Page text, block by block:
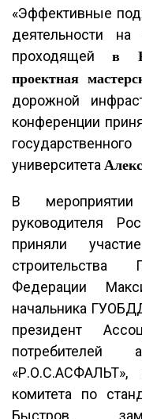
«Эффективные
деятельности
проходящей в
проектная
дорожной
конференции
университета
В мероприятии
руководителя
приняли
строительства
Федерации
начальника
президент
потребителей
«Р.О.С.АСФАЛЬТ»,
комитета по
Быстров,